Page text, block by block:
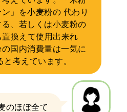
ン」を小麦粉の 代わり
る、若しくは小麦粉の
置換えて使用出来れ
国内消費量は一気に
と考えています。
のほぼ全て